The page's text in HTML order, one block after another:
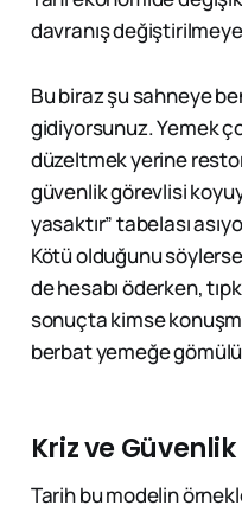
davranış değiştirilmeye
Bu biraz şu sahneye
gidiyorsunuz. Yemek
düzeltmek yerine
güvenlik görevlisi
yasaktır” tabelası
Kötü olduğunu
de hesabı öderken,
sonuçta kimse
berbat yemeğe
Kriz ve
Tarih bu modelin